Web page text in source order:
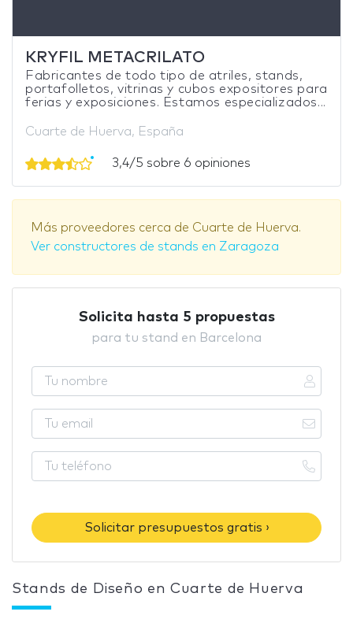
KRYFIL METACRILATO
Fabricantes de todo tipo de atriles, stands,
portafolletos, vitrinas y cubos expositores para
ferias y exposiciones. Estamos especializados...
Cuarte de Huerva, España
3,4/5 sobre 6 opiniones
Más proveedores cerca de Cuarte de Huerva.
Ver constructores de stands en Zaragoza
Solicita hasta 5 propuestas
para tu stand en Barcelona
Solicitar presupuestos gratis ›
Stands de Diseño en Cuarte de Huerva